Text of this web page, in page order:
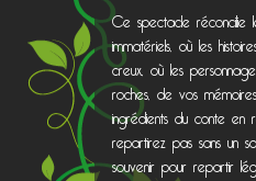
Ce spectacle réconcilie
immatériels, où les
creux, où les
roches, de vos
ingrédients du conte en
repartirez pas sans un
souvenir pour repartir